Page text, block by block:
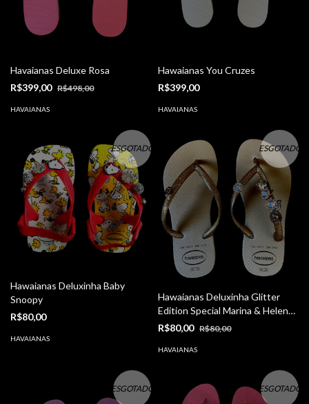
Havaianas Deluxe Rosa
R$399,00 R$498,00
HAVAIANAS
Hawaianas You Cruzes
R$399,00
HAVAIANAS
ESGOTADO
Hawaianas Deluxinha Baby
Snoopy
R$80,00
HAVAIANAS
ESGOTADO
Hawaianas Deluxinha Glitter
Edition Special Marina & Helena
SANGALO
R$80,00 R$80,00
HAVAIANAS
ESGOTADO ESGOTADO